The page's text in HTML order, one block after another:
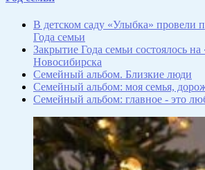
В детском саду «Улыбка» провели
Года семьи
Закрытие Года семьи состоялось
Новосибирска
Семейный альбом. Близкие люди
Семейный альбом: моя семья,
Семейный альбом: главное - это